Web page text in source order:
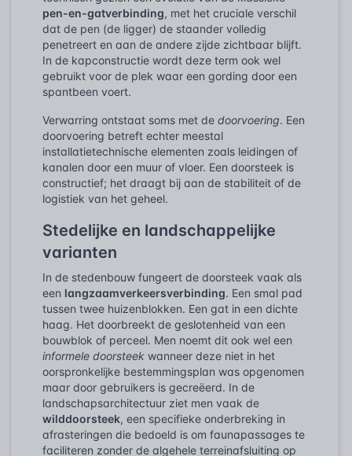
pen-en-gatverbinding, met het cruciale verschil
dat de pen (de ligger) de staander volledig
penetreert en aan de andere zijde zichtbaar blijft.
In de kapconstructie wordt deze term ook wel
gebruikt voor de plek waar een gording door een
spantbeen voert.
Verwarring ontstaat soms met de doorvoering. Een
doorvoering betreft echter meestal
installatietechnische elementen zoals leidingen of
kanalen door een muur of vloer. Een doorsteek is
constructief; het draagt bij aan de stabiliteit of de
logistiek van het geheel.
Stedelijke en landschappelijke
varianten
In de stedenbouw fungeert de doorsteek vaak als
een langzaamverkeersverbinding. Een smal pad
tussen twee huizenblokken. Een gat in een dichte
haag. Het doorbreekt de geslotenheid van een
bouwblok of perceel. Men noemt dit ook wel een
informele doorsteek wanneer deze niet in het
oorspronkelijke bestemmingsplan was opgenomen
maar door gebruikers is gecreëerd. In de
landschapsarchitectuur ziet men vaak de
wilddoorsteek, een specifieke onderbreking in
afrasteringen die bedoeld is om faunapassages te
faciliteren zonder de algehele terreinafsluiting op